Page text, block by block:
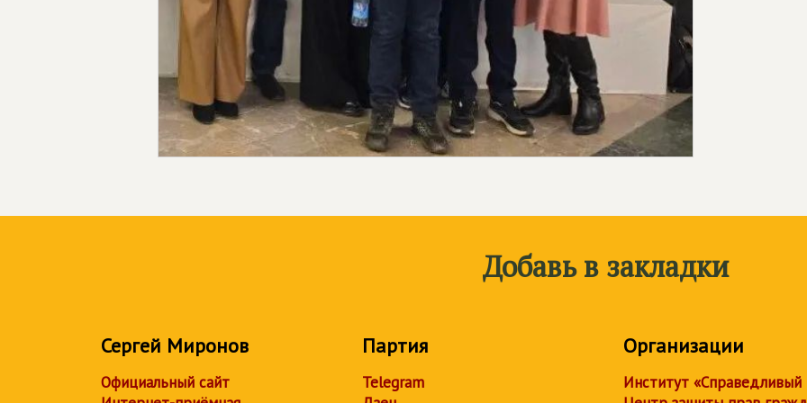
Добавь в закладки
Сергей Миронов
Официальный сайт
Партия
Telegram
Организации
Институт «Справедливый